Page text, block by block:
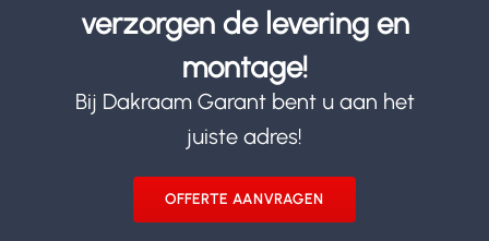
verzorgen de levering en
montage!
Bij Dakraam Garant bent u aan het
juiste adres!
OFFERTE AANVRAGEN